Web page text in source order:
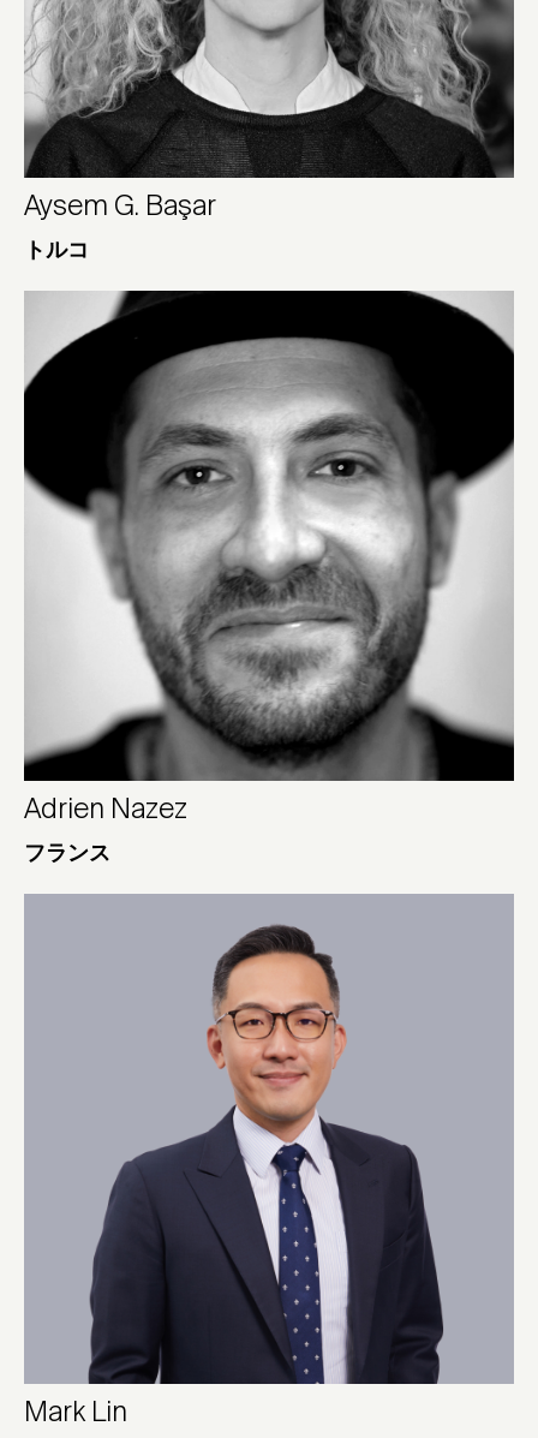
Aysem G. Başar
トルコ
Adrien Nazez
フランス
Mark Lin